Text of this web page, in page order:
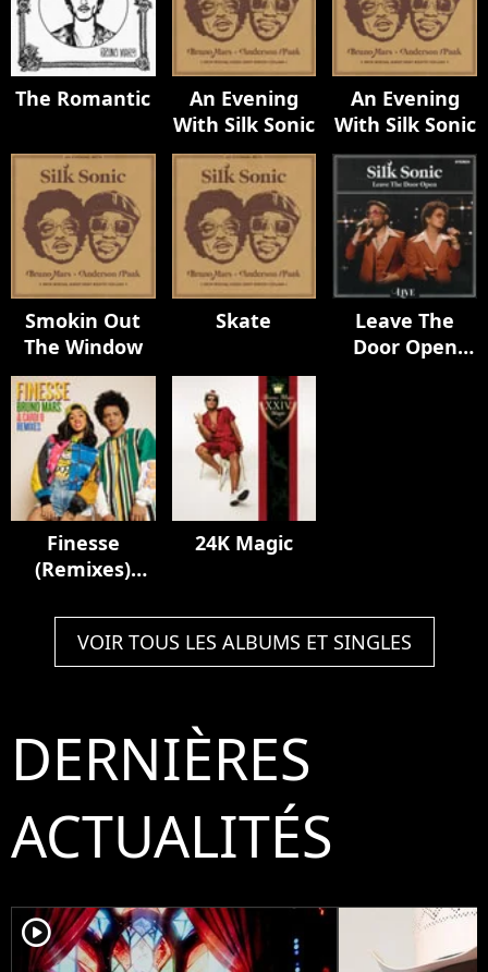
The Romantic
An Evening
With Silk Sonic
An Evening
With Silk Sonic
Smokin Out
The Window
Skate
Leave The
Door Open
Finesse
(Remixes)
24K Magic
VOIR TOUS LES ALBUMS ET SINGLES
DERNIÈRES
ACTUALITÉS
player2